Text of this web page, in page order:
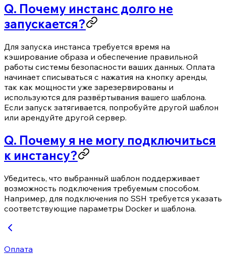
Q. Почему инстанс долго не
запускается?
Для запуска инстанса требуется время на
кэширование образа и обеспечение правильной
работы системы безопасности ваших данных. Оплата
начинает списываться с нажатия на кнопку аренды,
так как мощности уже зарезервированы и
используются для развёртывания вашего шаблона.
Если запуск затягивается, попробуйте другой шаблон
или арендуйте другой сервер.
Q. Почему я не могу подключиться
к инстансу?
Убедитесь, что выбранный шаблон поддерживает
возможность подключения требуемым способом.
Например, для подключения по SSH требуется указать
соответствующие параметры Docker и шаблона.
Оплата